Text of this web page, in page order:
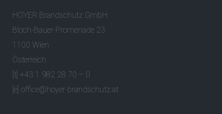
HOYER Brandschutz GmbH
Bloch-Bauer-Promenade 23
1100 Wien
Österreich
[t] +43 1 982 28 70 – 0
[e] office@hoyer-brandschutz.at